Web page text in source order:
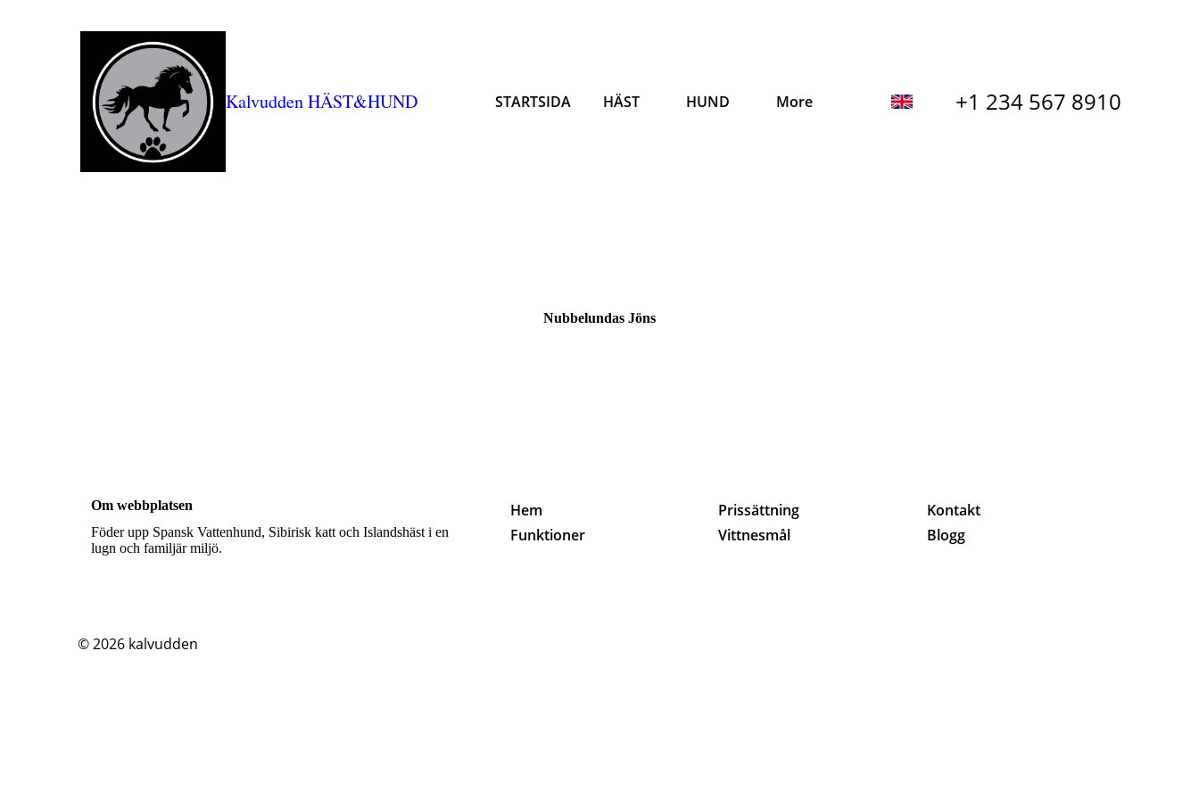
Kalvudden HÄST&HUND STARTSIDA HÄST HUND More +1 234 567 8910
Nubbelundas Jöns
Om webbplatsen
Föder upp Spansk Vattenhund, Sibirisk katt och Islandshäst i en
lugn och familjär miljö.
Hem
Funktioner
Prissättning
Vittnesmål
Kontakt
Blogg
© 2026 kalvudden